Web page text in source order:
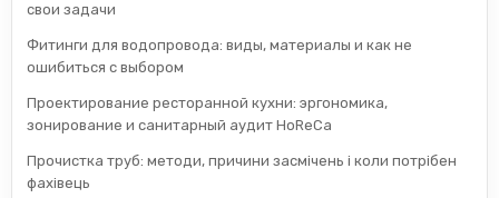
свои задачи
Фитинги для водопровода: виды, материалы и как не
ошибиться с выбором
Проектирование ресторанной кухни: эргономика,
зонирование и санитарный аудит HoReCa
Прочистка труб: методи, причини засмічень і коли потрібен
фахівець